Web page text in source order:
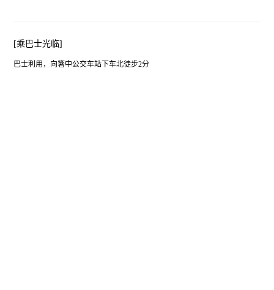
[乘巴士光临]
巴士利用，向箸中公交车站下车北徒步2分